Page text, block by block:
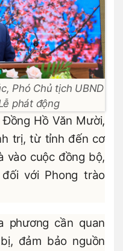
Phó Chủ tịch UBND
phát động
Hồ Văn Mười,
trị, từ tỉnh đến cơ
vào cuộc đồng bộ,
với Phong trào
phương cần quan
đảm bảo nguồn